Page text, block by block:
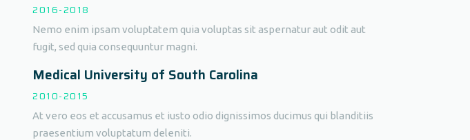
2016-2018
Nemo enim ipsam voluptatem quia voluptas sit aspernatur aut odit aut
fugit, sed quia consequuntur magni.
Medical University of South Carolina
2010-2015
At vero eos et accusamus et iusto odio dignissimos ducimus qui blanditiis
praesentium voluptatum deleniti.